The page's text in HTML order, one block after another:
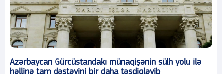
Azərbaycan Gürcüstandakı münaqişənin sülh yolu ilə
həllinə tam dəstəyini bir daha təsdiqləyib